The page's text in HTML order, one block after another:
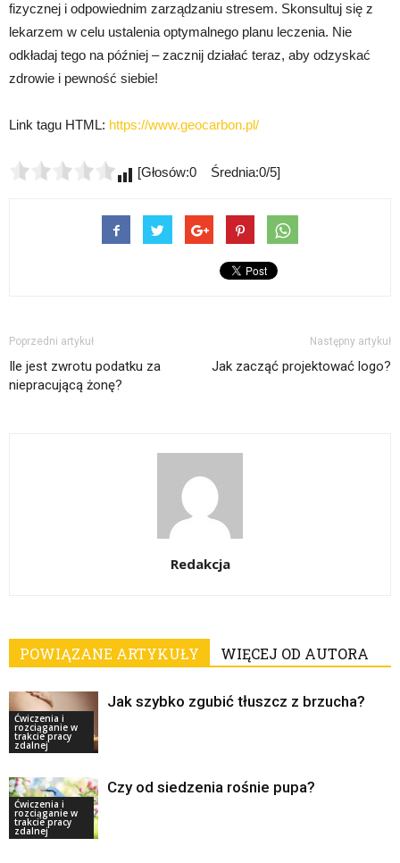
fizycznej i odpowiednim zarządzaniu stresem. Skonsultuj się z
lekarzem w celu ustalenia optymalnego planu leczenia. Nie
odkładaj tego na później – zacznij działać teraz, aby odzyskać
zdrowie i pewność siebie!
Link tagu HTML: https://www.geocarbon.pl/
[Głosów:0 Średnia:0/5]
Poprzedni artykuł
Ile jest zwrotu podatku za
niepracującą żonę?
Następny artykuł
Jak zacząć projektować logo?
Redakcja
POWIĄZANE ARTYKUŁY WIĘCEJ OD AUTORA
Ćwiczenia i
rozciąganie w
trakcie pracy
zdalnej
Jak szybko zgubić tłuszcz z brzucha?
Ćwiczenia i
rozciąganie w
trakcie pracy
zdalnej
Czy od siedzenia rośnie pupa?